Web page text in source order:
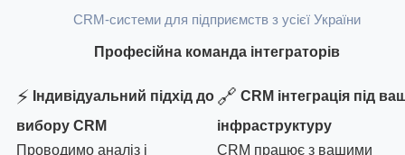
CRM-системи для підприємств з усієї України
Професійна команда інтеграторів
⚡ Індивідуальний підхід до
вибору CRM
Проводимо аналіз і
🔗 CRM інтеграція під
інфраструктуру
CRM працює з вашими